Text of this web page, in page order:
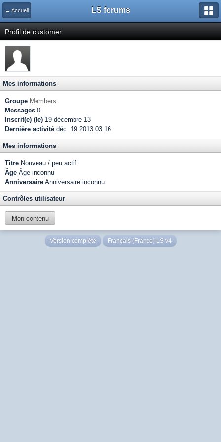
← Accueil LS forums
Profil de customer
Mes informations
Groupe Members
Messages 0
Inscrit(e) (le) 19-décembre 13
Dernière activité déc. 19 2013 03:16
Mes informations
Titre Nouveau / peu actif
Âge Âge inconnu
Anniversaire Anniversaire inconnu
Contrôles utilisateur
Mon contenu
Version complète Français (France) LS v4